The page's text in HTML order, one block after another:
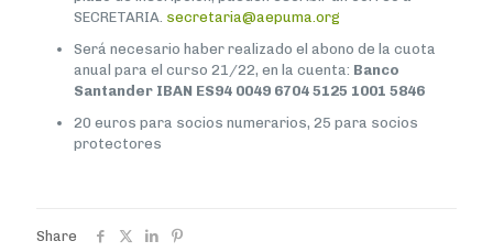
SECRETARIA. secretaria@aepuma.org
Será necesario haber realizado el abono de la cuota
anual para el curso 21/22, en la cuenta: Banco
Santander IBAN ES94 0049 6704 5125 1001 5846
20 euros para socios numerarios, 25 para socios
protectores
Share